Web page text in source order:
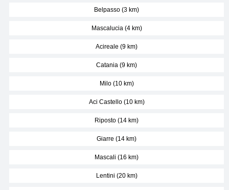
Belpasso (3 km)
Mascalucia (4 km)
Acireale (9 km)
Catania (9 km)
Milo (10 km)
Aci Castello (10 km)
Riposto (14 km)
Giarre (14 km)
Mascali (16 km)
Lentini (20 km)